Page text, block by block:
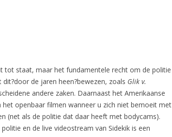
tot staat, maar het fundamentele recht om de politie
de jaren heen?bewezen, zoals Glik v.
andere zaken. Daarnaast het Amerikaanse
openbaar filmen wanneer u zich niet bemoeit met
(net als de politie dat daar heeft met bodycams).
en de live videostream van Sidekik is een